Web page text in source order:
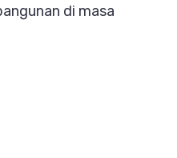
di masa